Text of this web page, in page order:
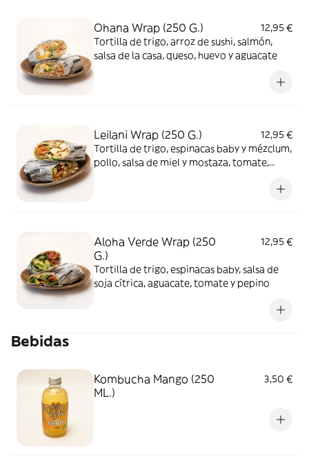
Ohana Wrap (250 G.)
12,95 €
Tortilla de trigo, arroz de sushi, salmón,
salsa de la casa, queso, huevo y aguacate
Leilani Wrap (250 G.)
12,95 €
Tortilla de trigo, espinacas baby y mézclum,
pollo, salsa de miel y mostaza, tomate,
Aloha Verde Wrap (250
G.)
12,95 €
Tortilla de trigo, espinacas baby, salsa de
soja cítrica, aguacate, tomate y pepino
Bebidas
Kombucha Mango (250
ML.)
3,50 €